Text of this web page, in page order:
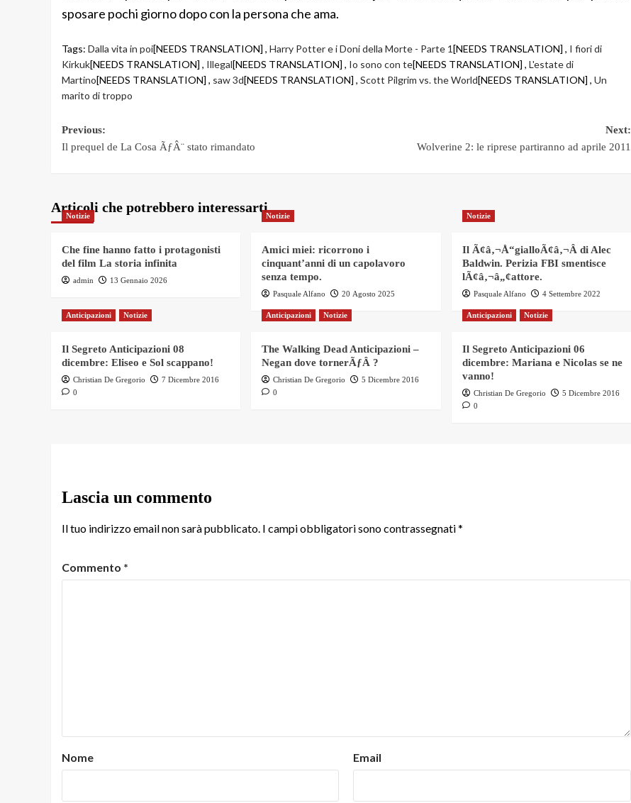
sposare pochi giorno dopo con la persona che ama.
Tags: Dalla vita in poi[NEEDS TRANSLATION] , Harry Potter e i Doni della Morte - Parte 1[NEEDS TRANSLATION] , I fiori di
Kirkuk[NEEDS TRANSLATION] , Illegal[NEEDS TRANSLATION] , Io sono con te[NEEDS TRANSLATION] , L'estate di
Martino[NEEDS TRANSLATION] , saw 3d[NEEDS TRANSLATION] , Scott Pilgrim vs. the World[NEEDS TRANSLATION] , Un
marito di troppo
Post
Previous:
Il prequel de La Cosa ÃƒÂ¨ stato rimandato
Next:
Wolverine 2: le riprese partiranno ad aprile 2011
Articoli che potrebbero interessarti
Notizie
Che fine hanno fatto i protagonisti
del film La storia infinita
admin 13 Gennaio 2026
Notizie
Amici miei: ricorrono i
cinquant’anni di un capolavoro
senza tempo.
Pasquale Alfano 20 Agosto 2025
Notizie
Il Ã¢â‚¬Å“gialloÃ¢â‚¬Â di Alec
Baldwin. Perizia FBI smentisce
lÃ¢â‚¬â„¢attore.
Pasquale Alfano 4 Settembre 2022
Anticipazioni Notizie
Il Segreto Anticipazioni 08
dicembre: Eliseo e Sol scappano!
Christian De Gregorio
7 Dicembre 2016
0
Anticipazioni Notizie
The Walking Dead Anticipazioni –
Negan dove tornerÃƒÂ ?
Christian De Gregorio
5 Dicembre 2016
0
Anticipazioni Notizie
Il Segreto Anticipazioni 06
dicembre: Mariana e Nicolas se ne
vanno!
Christian De Gregorio
5 Dicembre 2016
0
Lascia un commento
Il tuo indirizzo email non sarà pubblicato. I campi obbligatori sono contrassegnati*
Commento *
Nome Email